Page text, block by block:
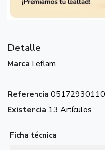
Detalle
Marca Leflam
Referencia 05172930110
Existencia 13 Artículos
Ficha técnica